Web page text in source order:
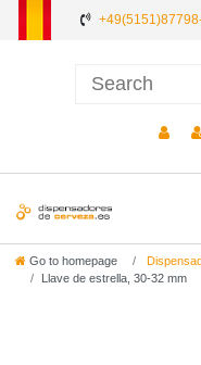
Go to homepage
Llave de estrella, 30-32 mm